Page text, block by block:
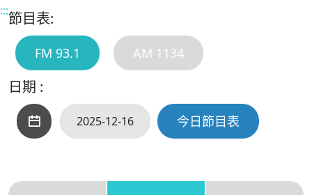
:::節目表:
FM 93.1 AM 1134
日期 :
今日節目表